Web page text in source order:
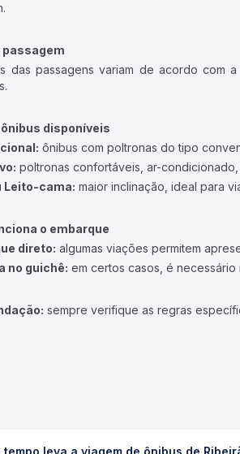
passagem
das passagens variam de acordo com
disponíveis
ônibus com poltronas do tipo
poltronas confortáveis, ar-
Leito-cama: maior inclinação, ideal para
o embarque
direto: algumas viações permitem
no guichê: em certos casos, é
sempre verifique as regras
tempo leva a viagem de ônibus de